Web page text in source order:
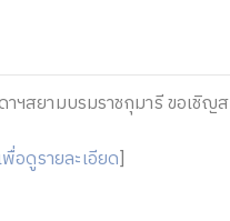
สยามบรมราชกุมารี ขอเชิญ
อดูรายละเอียด]